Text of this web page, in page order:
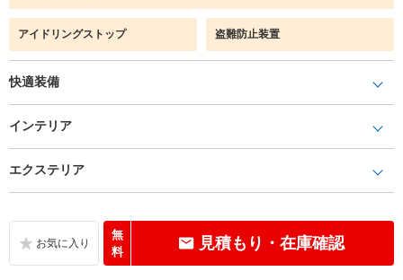
アイドリングストップ 盗難防止装置
快適装備
インテリア
エクステリア
無
料
見積もり・在庫確認